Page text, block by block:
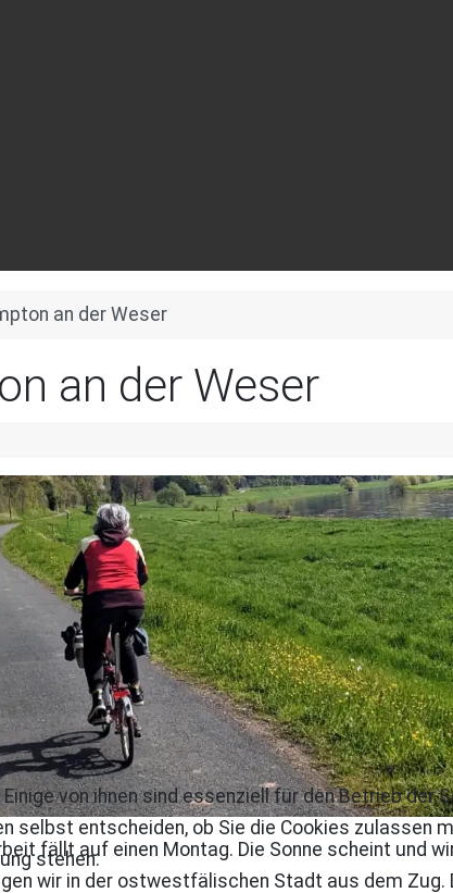
an der Weser
an der Weser
fällt auf einen Montag. Die Sonne scheint und
wir in der ostwestfälischen Stadt aus dem Zug.
von ihnen sind essenziell für den Betrieb
selbst entscheiden, ob Sie die Cookies
stehen.